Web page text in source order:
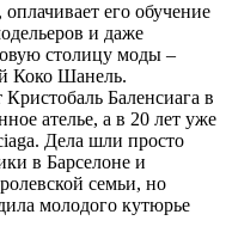
его обучение
и даже
столицу моды –
Коко Шанель.
Баленсиага в
ателье, а в 20 лет уже
Дела шли просто
в Барселоне и
семьи, но
молодого кутюрье